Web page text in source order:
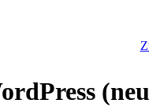
neu